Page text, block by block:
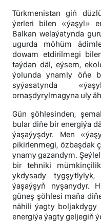
Türkmenistan giň
ýerleri bilen «ýaşyl»
Balkan welaýatynda
ugurda möhüm
dowam etdirilmegi
taýdan däl, eýsem,
ýolunda ynamly öňe
syýasatynda
ornaşdyrylmagyna uly
Gün şöhlesinden,
bular diňe bir energiýa
ýaşaýyşdyr. Men
pikirlenmegi, özbaşdak
ynamy gazandym.
bir tehniki
ykdysady
ýaşaýşyň nyşanydyr.
güneş şöhlesi maňa
nähili ýagty boljakdygy
energiýa ýagty geljegiň